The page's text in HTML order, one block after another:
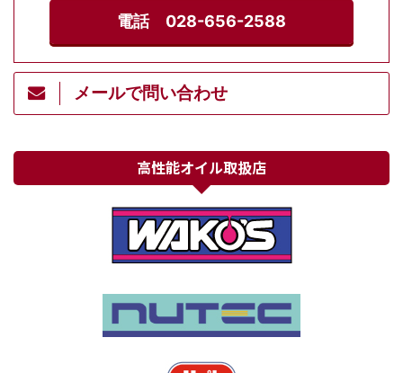
電話 028-656-2588
メールで問い合わせ
高性能オイル取扱店